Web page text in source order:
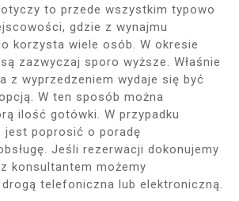
to przede wszystkim typowo
gdzie z wynajmu
korzysta wiele osób. W okresie
zazwyczaj sporo wyższe. Właśnie
z wyprzedzeniem wydaje się być
W ten sposób można
ilość gotówki. W przypadku
poprosić o poradę
Jeśli rezerwacji dokonujemy
konsultantem możemy
telefoniczna lub elektroniczną.